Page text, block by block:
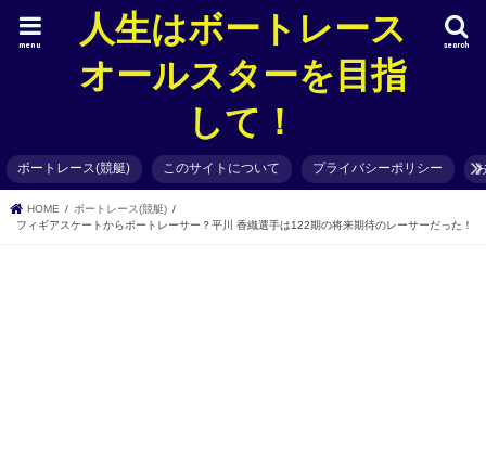
人生はボートレース
オールスターを目指
して！
search
menu
ボートレース(競艇) このサイトについて プライバシーポリシー
HOME
ボートレース(競艇)
フィギアスケートからボートレーサー？平川 香織選手は122期の将来期待のレーサーだった！